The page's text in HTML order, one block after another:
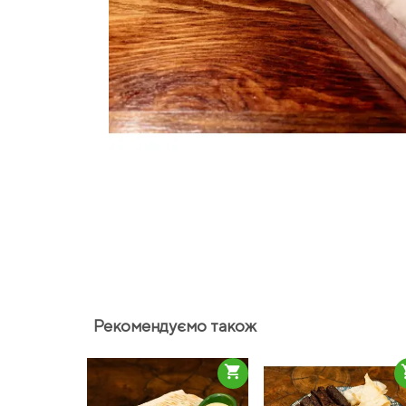
Рекомендуємо також
shopping_cart